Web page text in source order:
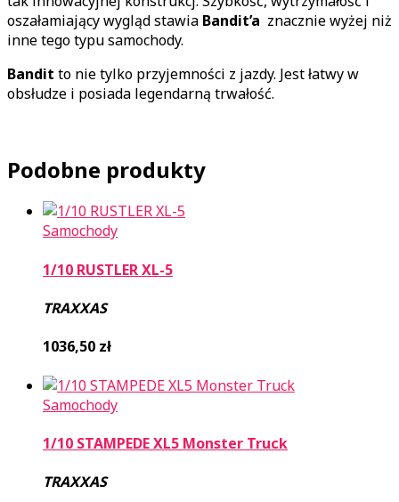
oszałamiający wygląd stawia Bandit’a znacznie wyżej niż
inne tego typu samochody.
Bandit to nie tylko przyjemności z jazdy. Jest łatwy w
obsłudze i posiada legendarną trwałość.
Podobne produkty
Samochody
1/10 RUSTLER XL-5
TRAXXAS
1036,50 zł
Samochody
1/10 STAMPEDE XL5 Monster Truck
TRAXXAS